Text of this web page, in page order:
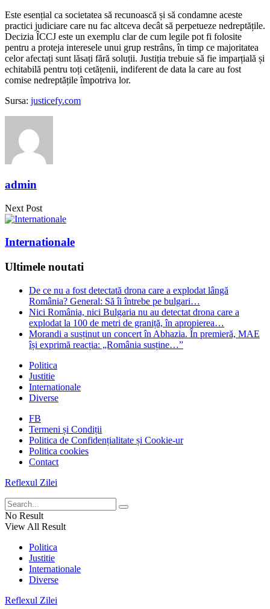
Este esențial ca societatea să recunoască și să condamne aceste
practici judiciare care nu fac altceva decât să perpetueze nedreptățile.
Decizia ÎCCJ este un exemplu clar de cum legile pot fi folosite
pentru a proteja interesele unui grup restrâns, în timp ce majoritatea
celor afectați sunt lăsați fără soluții. Justiția trebuie să fie imparțială și
echitabilă pentru toți cetățenii, indiferent de data la care au fost
comise nedreptățile împotriva lor.
Sursa: justicefy.com
admin
Next Post
Internationale
Ultimele noutati
De ce nu a fost detectată drona care a explodat lângă
România? General: Să îi întrebe pe bulgari…
Nici România, nici Bulgaria nu au detectat drona care a
explodat la 100 de metri de graniță, în apropierea…
Morandi a susținut un concert în Abhazia. În premieră, MAE
își exprimă reacția: „România susține…”
Politica
Justitie
Internationale
Diverse
FB
Termeni și Condiții
Politica de Confidențialitate și Cookie-ur
Politica cookies
Contact
Reflexul Zilei
No Result
View All Result
Politica
Justitie
Internationale
Diverse
Reflexul Zilei